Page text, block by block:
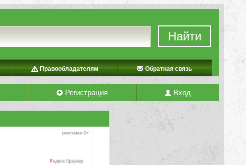
Найти
Правообладателям Обратная связь
Регистрация Вход